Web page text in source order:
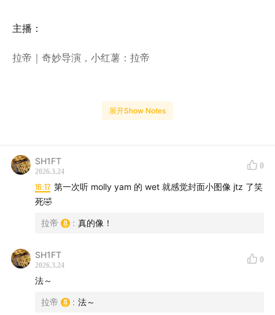
主播：
拉帝｜奇妙导演，小红薯：拉帝
06:40 《CASINO》- Baby Keem
《the Crux》- Djo
《Tikosta》- Molly Yam
16:08 《he（r）art》- For Tracy Hyde
展开Show Notes
SH1FT
2026.3.24
0
16:17 第一次听 molly yam 的 wet 就感觉封面小图像 jtz 了笑
死🤣
拉帝 : 真的像！
SH1FT
2026.3.24
0
法～
拉帝 : 法～